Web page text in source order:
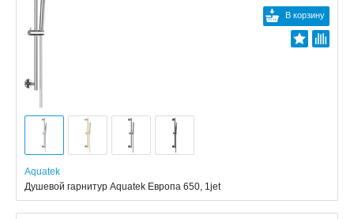
В корзину
Aquatek
Душевой гарнитур Aquatek Европа 650, 1jet